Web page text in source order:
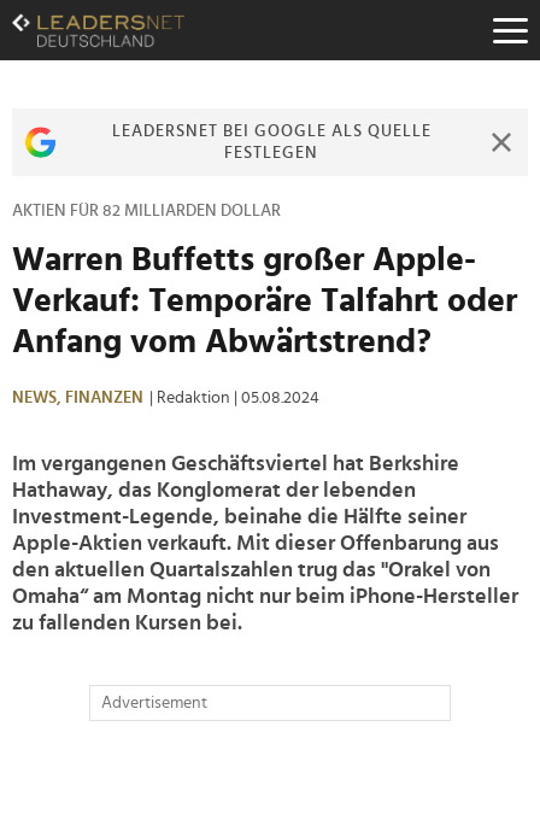
Zum
Inhalt
Zur
Zur
LEADERSNET BEI GOOGLE ALS QUELLE
FESTLEGEN
AKTIEN FÜR 82 MILLIARDEN DOLLAR
Warren Buffetts großer Apple-
Verkauf: Temporäre Talfahrt oder
Anfang vom Abwärtstrend?
NEWS, FINANZEN | Redaktion | 05.08.2024
Im vergangenen Geschäftsviertel hat Berkshire
Hathaway, das Konglomerat der lebenden
Investment-Legende, beinahe die Hälfte seiner
Apple-Aktien verkauft. Mit dieser Offenbarung aus
den aktuellen Quartalszahlen trug das "Orakel von
Omaha“ am Montag nicht nur beim iPhone-Hersteller
zu fallenden Kursen bei.
Advertisement